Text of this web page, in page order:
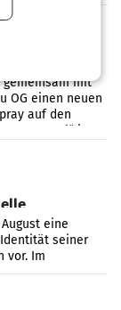
„Keep
gemeinsam mit
OG einen neuen
auf den
Cool“ ist zu
eine
seiner
vor. Im
zentrale